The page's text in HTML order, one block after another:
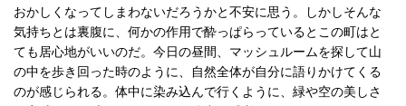
おかしくなってしまわないだろうかと不安に思う。しかしそんな
気持ちとは裏腹に、何かの作用で酔っぱらっているとこの町はと
ても居心地がいいのだ。今日の昼間、マッシュルームを探して山
の中を歩き回った時のように、自然全体が自分に語りかけてくる
のが感じられる。体中に染み込んで行くように、緑や空の美しさ